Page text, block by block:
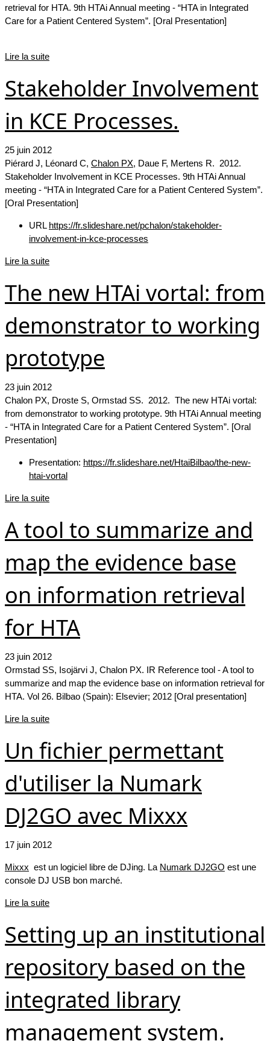
retrieval for HTA. 9th HTAi Annual meeting - “HTA in Integrated
Care for a Patient Centered System”. [Oral Presentation]
Lire la suite
Stakeholder Involvement
in KCE Processes.
25 juin 2012
Piérard J, Léonard C, Chalon PX, Daue F, Mertens R. 2012.
Stakeholder Involvement in KCE Processes. 9th HTAi Annual
meeting - “HTA in Integrated Care for a Patient Centered System”.
[Oral Presentation]
URL https://fr.slideshare.net/pchalon/stakeholder-
involvement-in-kce-processes
Lire la suite
The new HTAi vortal: from
demonstrator to working
prototype
23 juin 2012
Chalon PX, Droste S, Ormstad SS. 2012. The new HTAi vortal:
from demonstrator to working prototype. 9th HTAi Annual meeting
- “HTA in Integrated Care for a Patient Centered System”. [Oral
Presentation]
Presentation: https://fr.slideshare.net/HtaiBilbao/the-new-
htai-vortal
Lire la suite
A tool to summarize and
map the evidence base
on information retrieval
for HTA
23 juin 2012
Ormstad SS, Isojärvi J, Chalon PX. IR Reference tool - A tool to
summarize and map the evidence base on information retrieval for
HTA. Vol 26. Bilbao (Spain): Elsevier; 2012 [Oral presentation]
Lire la suite
Un fichier permettant
d'utiliser la Numark
DJ2GO avec Mixxx
17 juin 2012
Mixxx est un logiciel libre de DJing. La Numark DJ2GO est une
console DJ USB bon marché.
Lire la suite
Setting up an institutional
repository based on the
integrated library
management system.